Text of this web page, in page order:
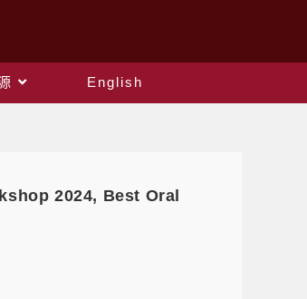
English
2024, Best Oral